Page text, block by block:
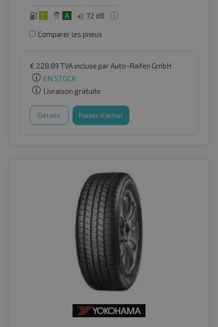
C A 72 dB
Comparer les pneus
€ 228.89 TVA incluse par Auto-Raifen GmbH
EN STOCK
Livraison gratuite
Détails Panier d'achat